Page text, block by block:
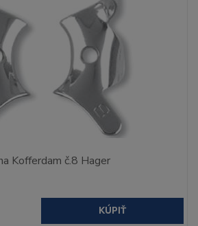
Kofferdam č.8 Hager
KÚPIŤ